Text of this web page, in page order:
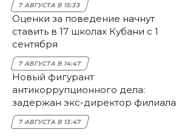
7 АВГУСТА В 15:33
Оценки за поведение начнут
ставить в 17 школах Кубани с 1
сентября
7 АВГУСТА В 14:47
Новый фигурант
антикоррупционного дела:
задержан экс-директор филиала
НЭСК Крымска
7 АВГУСТА В 13:47